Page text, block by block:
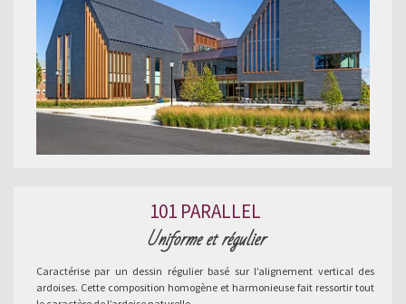
101 PARALLEL
Uniforme et régulier
Caractérise par un dessin régulier basé sur l’alignement vertical des
ardoises. Cette composition homogène et harmonieuse fait ressortir tout